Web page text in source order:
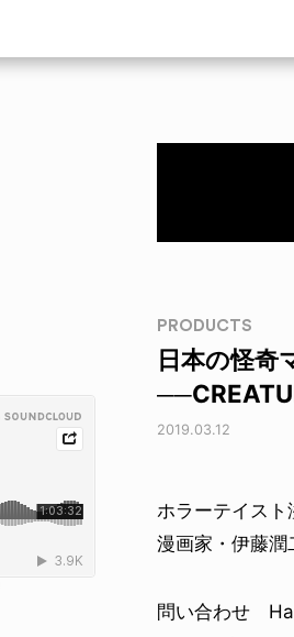
PRODUCTS
日本の怪奇
2019.03.12
ホラーテイスト
漫画家・伊藤潤
問い合わせ